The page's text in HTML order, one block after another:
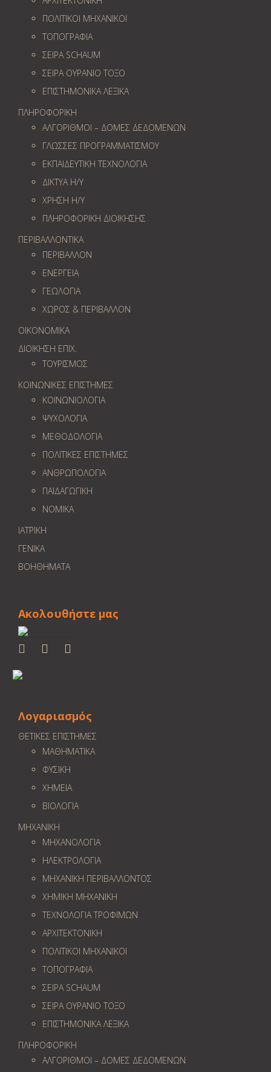
ΠΟΛΙΤΙΚΟΙ ΜΗΧΑΝΙΚΟΙ
ΤΟΠΟΓΡΑΦΙΑ
ΣΕΙΡΑ SCHAUM
ΣΕΙΡΑ ΟΥΡΑΝΙΟ ΤΟΞΟ
ΕΠΙΣΤΗΜΟΝΙΚΑ ΛΕΞΙΚΑ
ΠΛΗΡΟΦΟΡΙΚΗ
ΑΛΓΟΡΙΘΜΟΙ – ΔΟΜΕΣ ΔΕΔΟΜΕΝΩΝ
ΓΛΩΣΣΕΣ ΠΡΟΓΡΑΜΜΑΤΙΣΜΟΥ
ΕΚΠΑΙΔΕΥΤΙΚΗ ΤΕΧΝΟΛΟΓΙΑ
ΔΙΚΤΥΑ Η/Υ
ΧΡΗΣΗ Η/Υ
ΠΛΗΡΟΦΟΡΙΚΗ ΔΙΟΙΚΗΣΗΣ
ΠΕΡΙΒΑΛΛΟΝΤΙΚΑ
ΠΕΡΙΒΑΛΛΟΝ
ΕΝΕΡΓΕΙΑ
ΓΕΩΛOΓΙΑ
ΧΩΡΟΣ & ΠΕΡΙΒΑΛΛΟΝ
ΟΙΚΟΝΟΜΙΚΑ
ΔΙΟΙΚΗΣΗ ΕΠΙΧ.
ΤΟΥΡΙΣΜΟΣ
ΚΟΙΝΩΝΙΚΕΣ ΕΠΙΣΤΗΜΕΣ
ΚΟΙΝΩΝΙΟΛΟΓΙΑ
ΨΥΧΟΛΟΓΙΑ
ΜΕΘΟΔΟΛΟΓΙΑ
ΠΟΛΙΤΙΚΕΣ ΕΠΙΣΤΗΜΕΣ
ΑΝΘΡΩΠΟΛΟΓΙΑ
ΠΑΙΔΑΓΩΓΙΚΗ
ΝΟΜΙΚΑ
ΙΑΤΡΙΚΗ
ΓΕΝΙΚΑ
ΒΟΗΘΗΜΑΤΑ
Ακολουθήστε μας
Λογαριασμός
ΘΕΤΙΚΕΣ ΕΠΙΣΤΗΜΕΣ
ΜΑΘΗΜΑΤΙΚΑ
ΦΥΣΙΚΗ
ΧΗΜΕΙΑ
ΒΙΟΛΟΓΙΑ
ΜΗΧΑΝΙΚΗ
ΜΗΧΑΝΟΛΟΓΙΑ
ΗΛΕΚΤΡΟΛΟΓΙΑ
ΜΗΧΑΝΙΚΗ ΠΕΡΙΒΑΛΛΟΝΤΟΣ
ΧΗΜΙΚΗ ΜΗΧΑΝΙΚΗ
ΤΕΧΝΟΛΟΓΙΑ ΤΡΟΦΙΜΩΝ
ΑΡΧΙΤΕΚΤΟΝΙΚΗ
ΠΟΛΙΤΙΚΟΙ ΜΗΧΑΝΙΚΟΙ
ΤΟΠΟΓΡΑΦΙΑ
ΣΕΙΡΑ SCHAUM
ΣΕΙΡΑ ΟΥΡΑΝΙΟ ΤΟΞΟ
ΕΠΙΣΤΗΜΟΝΙΚΑ ΛΕΞΙΚΑ
ΠΛΗΡΟΦΟΡΙΚΗ
ΑΛΓΟΡΙΘΜΟΙ – ΔΟΜΕΣ ΔΕΔΟΜΕΝΩΝ